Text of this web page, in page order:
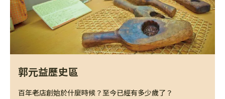
郭元益歷史區
百年老店創始於什麼時候？至今已經有多少歲了？